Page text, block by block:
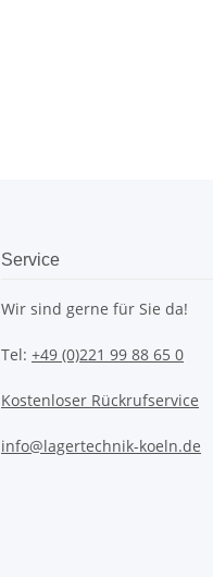
Service
Wir sind gerne für Sie da!
Tel: +49 (0)221 99 88 65 0
Kostenloser Rückrufservice
info@lagertechnik-koeln.de